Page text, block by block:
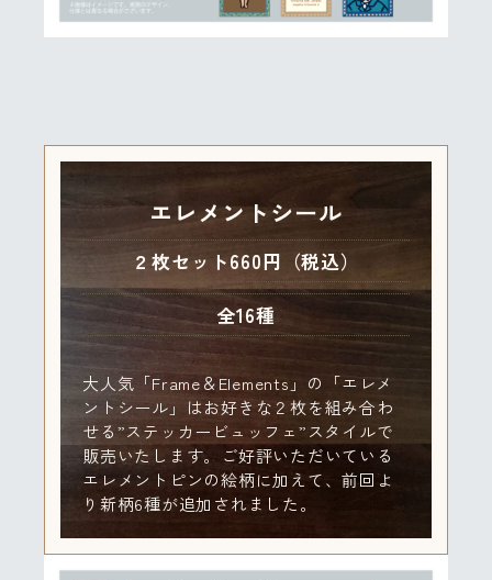
エレメントシール
２枚セット660円（税込）
全16種
大人気「Frame＆Elements」の「エレメ
ントシール」はお好きな２枚を組み合わ
せる”ステッカービュッフェ”スタイルで
販売いたします。ご好評いただいている
エレメントピンの絵柄に加えて、前回よ
り新柄6種が追加されました。